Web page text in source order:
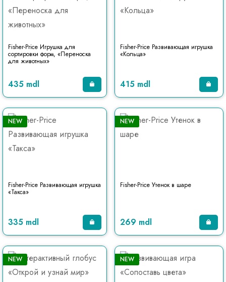
Fisher-Price Игрушка для
сортировки форм, «Переноска
для животных»
435 mdl
Fisher-Price Развивающая игрушка
«Кольца»
415 mdl
NEW
Fisher-Price Развивающая игрушка
«Такса»
335 mdl
NEW
Fisher-Price Утенок в шаре
269 mdl
NEW NEW